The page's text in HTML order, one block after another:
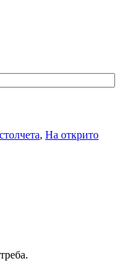
, На открито